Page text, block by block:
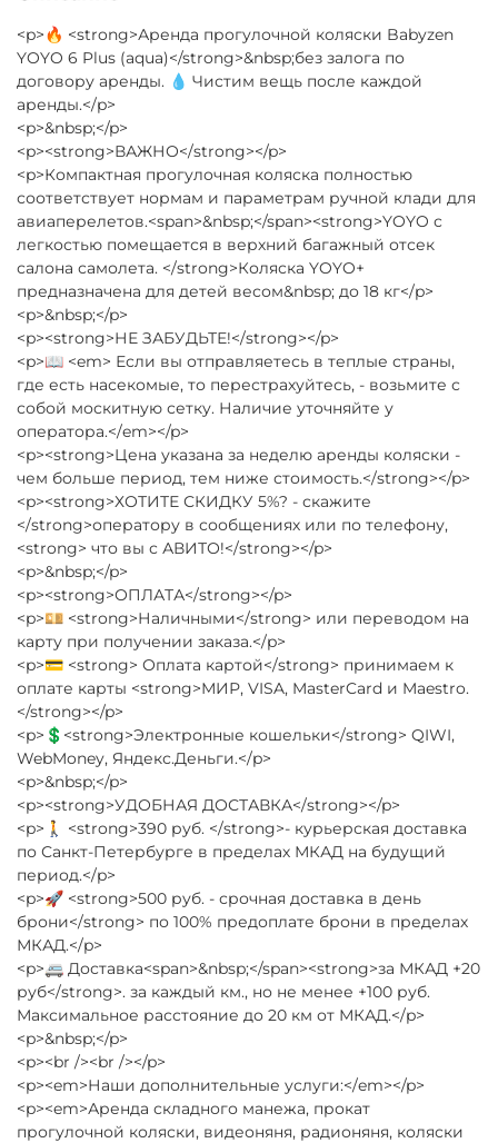
<p>🔥 <strong>Аренда прогулочной коляски Babyzen
YOYO 6 Plus (aqua)</strong>&nbsp;без залога по
договору аренды. 💧 Чистим вещь после каждой
аренды.</p>
<p>&nbsp;</p>
<p><strong>ВАЖНО</strong></p>
<p>Компактная прогулочная коляска полностью
соответствует нормам и параметрам ручной клади для
авиаперелетов.<span>&nbsp;</span><strong>YOYO с
легкостью помещается в верхний багажный отсек
салона самолета. </strong>Коляска YOYO+
предназначена для детей весом&nbsp; до 18 кг</p>
<p>&nbsp;</p>
<p><strong>НЕ ЗАБУДЬТЕ!</strong></p>
<p>📖 <em> Если вы отправляетесь в теплые страны,
где есть насекомые, то перестрахуйтесь, - возьмите с
собой москитную сетку. Наличие уточняйте у
оператора.</em></p>
<p><strong>Цена указана за неделю аренды коляски -
чем больше период, тем ниже стоимость.</strong></p>
<p><strong>ХОТИТЕ СКИДКУ 5%? - скажите
</strong>оператору в сообщениях или по телефону,
<strong> что вы с АВИТО!</strong></p>
<p>&nbsp;</p>
<p><strong>ОПЛАТА</strong></p>
<p>💴 <strong>Наличными</strong> или переводом на
карту при получении заказа.</p>
<p>💳 <strong> Оплата картой</strong> принимаем к
оплате карты <strong>МИР, VISA, MasterCard и Maestro.
</strong></p>
<p>💲<strong>Электронные кошельки</strong> QIWI,
WebMoney, Яндекс.Деньги.</p>
<p>&nbsp;</p>
<p><strong>УДОБНАЯ ДОСТАВКА</strong></p>
<p>🚶 <strong>390 руб. </strong>- курьерская доставка
по Санкт-Петербурге в пределах МКАД на будущий
период.</p>
<p>🚀 <strong>500 руб. - срочная доставка в день
брони</strong> по 100% предоплате брони в пределах
МКАД.</p>
<p>🚐 Доставка<span>&nbsp;</span><strong>за МКАД +20
руб</strong>. за каждый км., но не менее +100 руб.
Максимальное расстояние до 20 км от МКАД.</p>
<p>&nbsp;</p>
<p><br /><br /></p>
<p><em>Наши дополнительные услуги:</em></p>
<p><em>Аренда складного манежа, прокат
прогулочной коляски, видеоняня, радионяня, коляски